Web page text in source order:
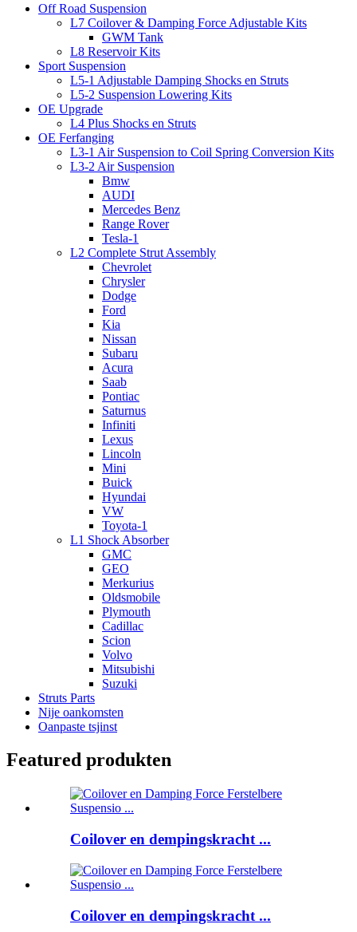
Off Road Suspension
L7 Coilover & Damping Force Adjustable Kits
GWM Tank
L8 Reservoir Kits
Sport Suspension
L5-1 Adjustable Damping Shocks en Struts
L5-2 Suspension Lowering Kits
OE Upgrade
L4 Plus Shocks en Struts
OE Ferfanging
L3-1 Air Suspension to Coil Spring Conversion Kits
L3-2 Air Suspension
Bmw
AUDI
Mercedes Benz
Range Rover
Tesla-1
L2 Complete Strut Assembly
Chevrolet
Chrysler
Dodge
Ford
Kia
Nissan
Subaru
Acura
Saab
Pontiac
Saturnus
Infiniti
Lexus
Lincoln
Mini
Buick
Hyundai
VW
Toyota-1
L1 Shock Absorber
GMC
GEO
Merkurius
Oldsmobile
Plymouth
Cadillac
Scion
Volvo
Mitsubishi
Suzuki
Struts Parts
Nije oankomsten
Oanpaste tsjinst
Featured produkten
Coilover en dempingskracht ...
Coilover en dempingskracht ...